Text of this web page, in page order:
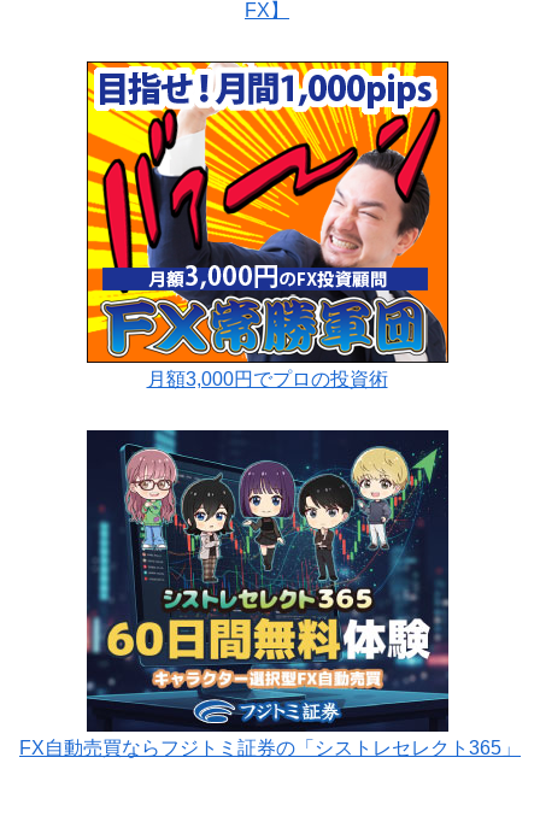
FX】
月額3,000円でプロの投資術
FX自動売買ならフジトミ証券の「シストレセレクト365」